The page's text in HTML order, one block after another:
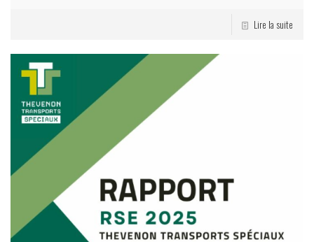
Lire la suite